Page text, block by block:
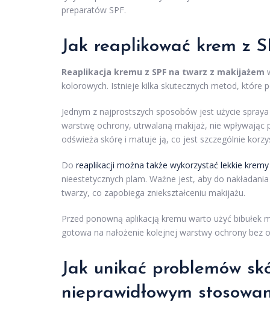
preparatów SPF.
Jak reaplikować krem z
Reaplikacja kremu z SPF na twarz z makijażem
kolorowych. Istnieje kilka skutecznych metod, które
Jednym z najprostszych sposobów jest użycie
warstwę ochrony, utrwalaną makijaż, nie
odświeża skórę i matuje ją, co jest szczególnie
Do reaplikacji można także wykorzystać lekkie kremy
nieestetycznych plam. Ważne jest, aby do
twarzy, co zapobiega zniekształceniu makijażu.
Przed ponowną aplikacją kremu warto użyć bibułek
gotowa na nałożenie kolejnej warstwy ochrony bez
Jak unikać problemów
nieprawidłowym